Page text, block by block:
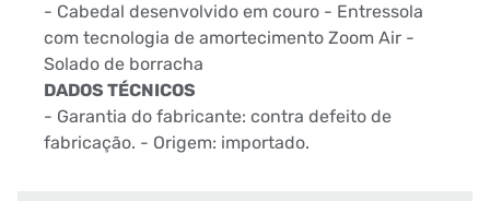
- Cabedal desenvolvido em couro - Entressola
com tecnologia de amortecimento Zoom Air -
Solado de borracha
DADOS TÉCNICOS
- Garantia do fabricante: contra defeito de
fabricação. - Origem: importado.